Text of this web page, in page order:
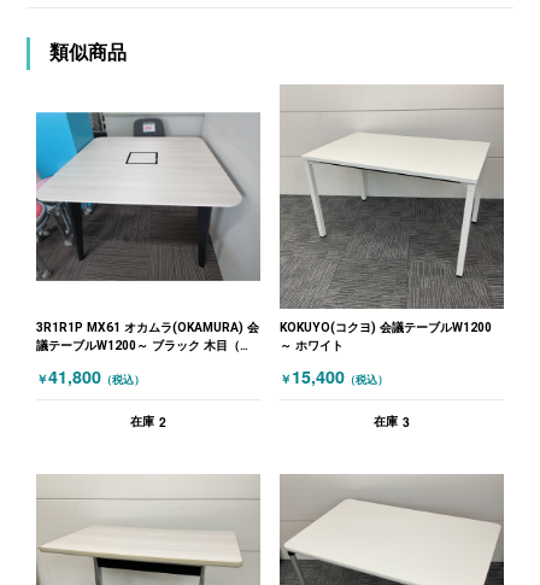
類似商品
3R1R1P MX61 オカムラ(OKAMURA) 会
議テーブルW1200～ ブラック 木目（ナ
￥41,800 （税込）
在庫 2
KOKUYO(コクヨ) 会議テーブルW1200
～ ホワイト
￥ 15,400 （税込）
在庫 3